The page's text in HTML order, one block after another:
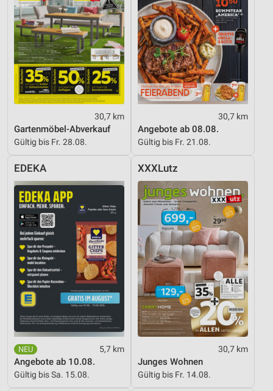
30,7 km
Gartenmöbel-Abverkauf
Gültig bis Fr. 28.08.
30,7 km
Angebote ab 08.08.
Gültig bis Fr. 21.08.
EDEKA
5,7 km
Angebote ab 10.08.
Gültig bis Sa. 15.08.
XXXLutz
30,7 km
Junges Wohnen
Gültig bis Fr. 14.08.